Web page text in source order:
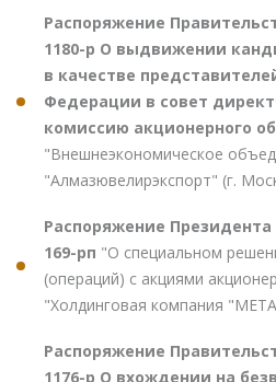
Распоряжение
1180-р О выдвижении
в качестве
Федерации в совет
комиссию акционерного
"Внешнеэкономическое
"Алмазювелирэкспорт" (г.
Распоряжение Президента
169-рп "О специальном
(операций) с акциями
"Холдинговая компания
Распоряжение
1176-р О вхождении на